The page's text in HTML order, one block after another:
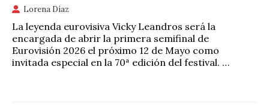
Lorena Díaz
La leyenda eurovisiva Vicky Leandros será la
encargada de abrir la primera semifinal de
Eurovisión 2026 el próximo 12 de Mayo como
invitada especial en la 70ª edición del festival. …